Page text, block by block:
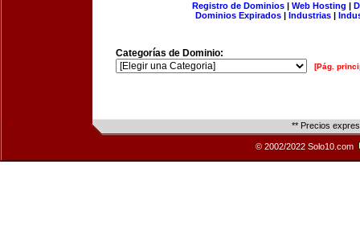
Registro de Dominios| Web Hosting |
Dominios Expirados | Industrias |
Categorías de Dominio:
[Pág.
** Precios
© 2002/2022 Solo10.com